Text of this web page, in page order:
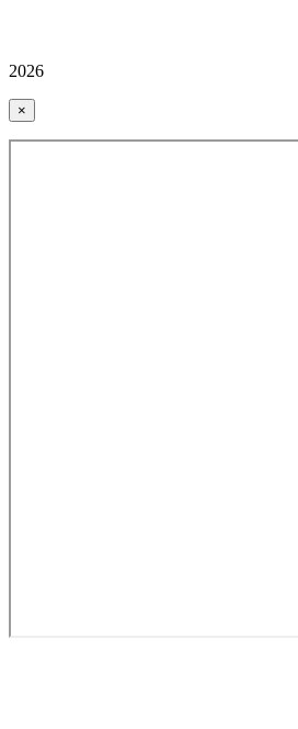
2026
×